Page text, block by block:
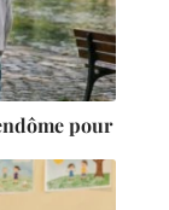
pour